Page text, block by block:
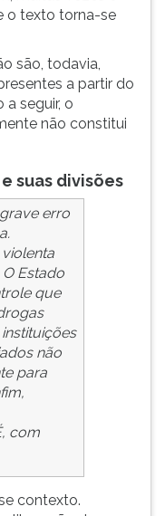
o texto torna-se
são, todavia,
a partir do
seguir, o
não constitui
suas divisões
erro
Estado
que
não
para
com
contexto.